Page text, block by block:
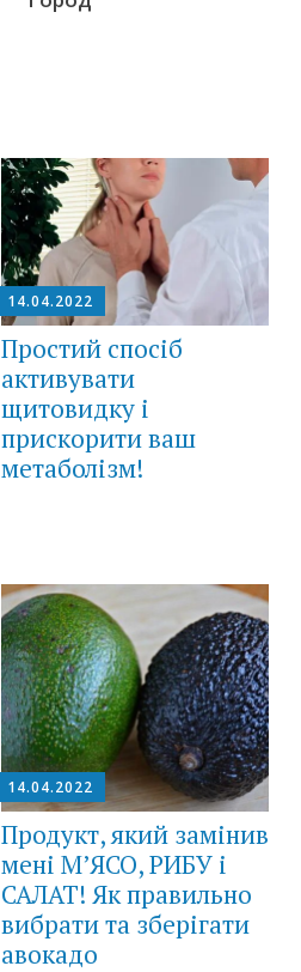
14.04.2022
Простий спосіб
активувати
щитовидку і
прискорити ваш
метаболізм!
14.04.2022
Продукт, який замінив
мені М’ЯСО, РИБУ і
САЛАТ! Як правильно
вибрати та зберігати
авокадо